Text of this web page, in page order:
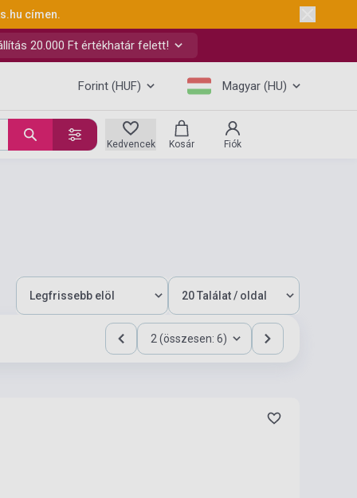
címen.
20.000 Ft értékhatár felett!
Forint (HUF) Magyar (HU)
Kedvencek Kosár Fiók
2 (összesen: 6)